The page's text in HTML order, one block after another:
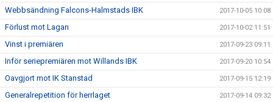
Webbsändning Falcons-Halmstads IBK 2017-10-05 10:08
Förlust mot Lagan 2017-10-02 11:51
Vinst i premiären 2017-09-23 09:11
Inför seriepremiären mot Willands IBK 2017-09-20 10:54
Oavgjort mot IK Stanstad 2017-09-15 12:19
Generalrepetition för herrlaget 2017-09-14 09:32